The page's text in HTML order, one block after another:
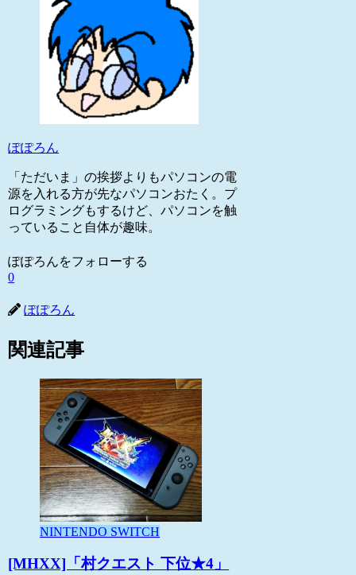
ぽぽろん
「ただいま」の挨拶よりもパソコンの電
源を入れる方が先なパソコンおたく。プ
ログラミングもするけど、パソコンを触
っていること自体が趣味。
ぽぽろんをフォローする
0
ぽぽろん
関連記事
NINTENDO SWITCH
[MHXX]「村クエスト 下位★4」